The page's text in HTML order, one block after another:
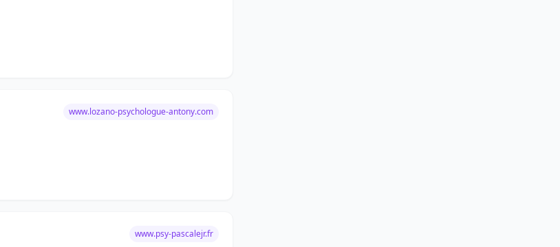
www.lozano-psychologue-antony.com
www.psy-pascalejr.fr